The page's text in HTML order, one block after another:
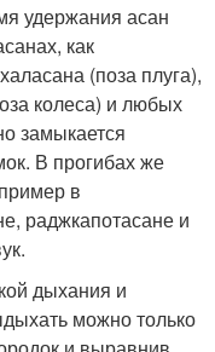
удержания асан
как
(поза плуга),
колеса) и любых
замыкается
В прогибах же
в
раджкапотасане и
дыхания и
можно только